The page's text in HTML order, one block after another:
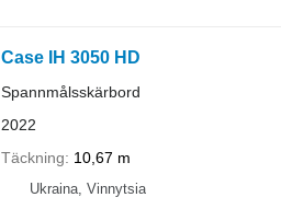
Case IH 3050 HD
Spannmålsskärbord
2022
Täckning
10,67 m
Ukraina, Vinnytsia